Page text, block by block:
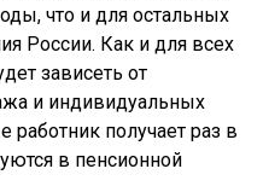
что и для остальных
России. Как и для всех
зависеть от
и индивидуальных
работник получает раз в
в пенсионной